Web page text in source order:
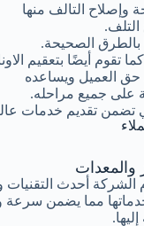
التالف منها
بالطرق الصحيحة.
تقوم أيضًا بتعقيم
حق العميل ويساعده
على جميع مراحله.
تضمن تقديم خدمات
والمعدات
الشركة أحدث التقنيات
مما يضمن سرعة